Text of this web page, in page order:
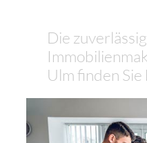
Die
Ulm finden Sie